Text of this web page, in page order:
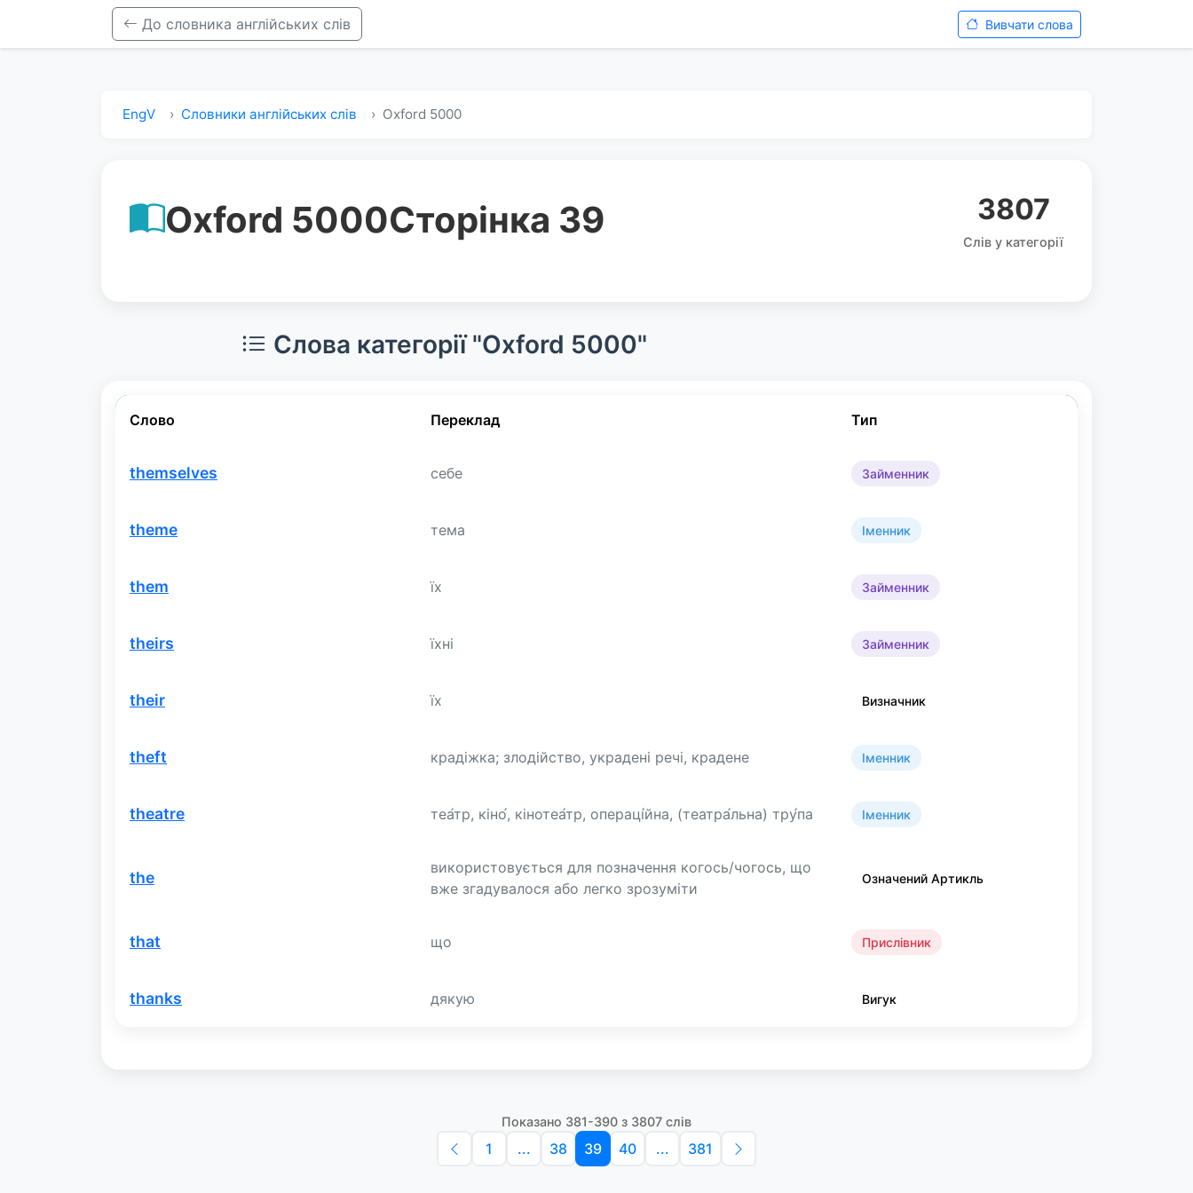
До словника англійських слів Вивчати слова
EngV Словники англійських слів Oxford 5000
Oxford 5000Сторінка 39 3807
Слів у категорії
Слова категорії "Oxford 5000"
Слово Переклад Тип
themselves себе Займенник
theme тема Іменник
them їх Займенник
theirs їхні Займенник
their їх Визначник
theft крадіжка; злодійство, украдені речі, крадене Іменник
theatre теа́тр, кіно́, кінотеа́тр, операці́йна, (театра́льна) тру́па Іменник
the
використовується для позначення когось/чогось, що
вже згадувалося або легко зрозуміти
Означений Артикль
that що Прислівник
thanks дякую Вигук
Показано 381-390 з 3807 слів
1 ... 38 39 40 ... 381